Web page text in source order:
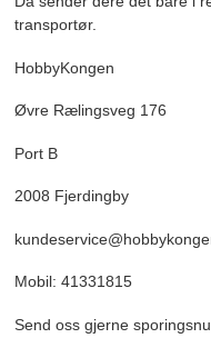
transportør.
HobbyKongen
Øvre Rælingsveg 176
Port B
2008 Fjerdingby
Mobil: 41331815
Send oss gjerne